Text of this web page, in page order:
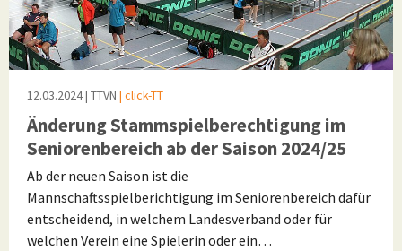
12.03.2024| TTVN | click-TT
Änderung Stammspielberechtigung im
Seniorenbereich ab der Saison 2024/25
Ab der neuen Saison ist die
Mannschaftsspielberichtigung im Seniorenbereich dafür
entscheidend, in welchem Landesverband oder für
welchen Verein eine Spielerin oder ein…